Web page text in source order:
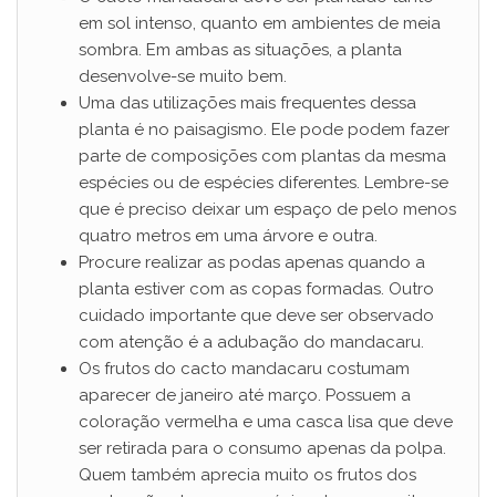
em sol intenso, quanto em ambientes de meia
sombra. Em ambas as situações, a planta
desenvolve-se muito bem.
Uma das utilizações mais frequentes dessa
planta é no paisagismo. Ele pode podem fazer
parte de composições com plantas da mesma
espécies ou de espécies diferentes. Lembre-se
que é preciso deixar um espaço de pelo menos
quatro metros em uma árvore e outra.
Procure realizar as podas apenas quando a
planta estiver com as copas formadas. Outro
cuidado importante que deve ser observado
com atenção é a adubação do mandacaru.
Os frutos do cacto mandacaru costumam
aparecer de janeiro até março. Possuem a
coloração vermelha e uma casca lisa que deve
ser retirada para o consumo apenas da polpa.
Quem também aprecia muito os frutos dos